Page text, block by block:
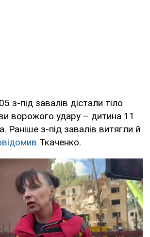
з-під завалів дістали тіло
ворожого удару – дитина 11
Раніше з-під завалів витягли й
Ткаченко.